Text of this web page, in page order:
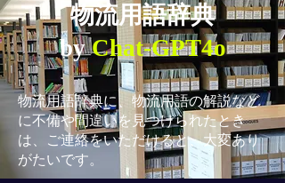
物流用語辞典
byChat-GPT4o
物流用語辞典に、物流用語の解説など
に不備や間違いを見つけられたとき
は、ご連絡をいただけると、大変あり
がたいです。